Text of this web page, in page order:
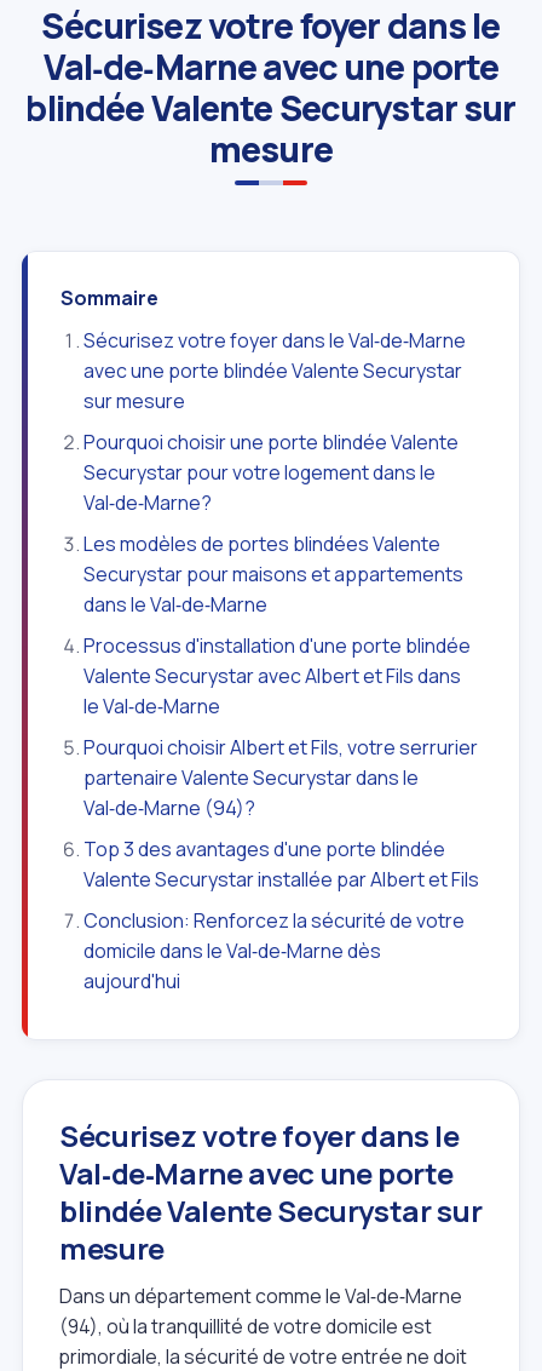
Sécurisez votre foyer dans le
Val‑de‑Marne avec une porte
blindée Valente Securystar sur
mesure
Sommaire
Sécurisez votre foyer dans le Val‑de‑Marne
avec une porte blindée Valente Securystar
sur mesure
Pourquoi choisir une porte blindée Valente
Securystar pour votre logement dans le
Val‑de‑Marne?
Les modèles de portes blindées Valente
Securystar pour maisons et appartements
dans le Val‑de‑Marne
Processus d'installation d'une porte blindée
Valente Securystar avec Albert et Fils dans
le Val‑de‑Marne
Pourquoi choisir Albert et Fils, votre serrurier
partenaire Valente Securystar dans le
Val‑de‑Marne (94)?
Top 3 des avantages d'une porte blindée
Valente Securystar installée par Albert et Fils
Conclusion: Renforcez la sécurité de votre
domicile dans le Val‑de‑Marne dès
aujourd'hui
Sécurisez votre foyer dans le
Val‑de‑Marne avec une porte
blindée Valente Securystar sur
mesure
Dans un département comme le Val‑de‑Marne
(94), où la tranquillité de votre domicile est
primordiale, la sécurité de votre entrée ne doit